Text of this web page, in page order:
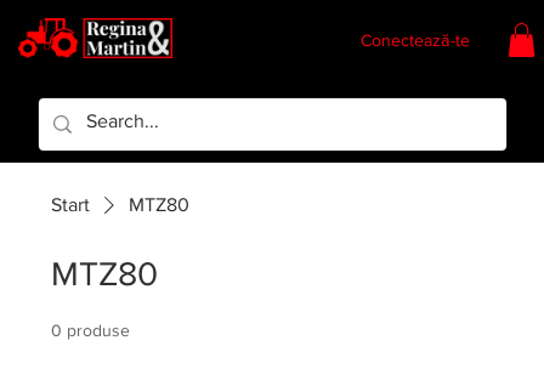
Conectează-te
Start MTZ80
MTZ80
0 produse